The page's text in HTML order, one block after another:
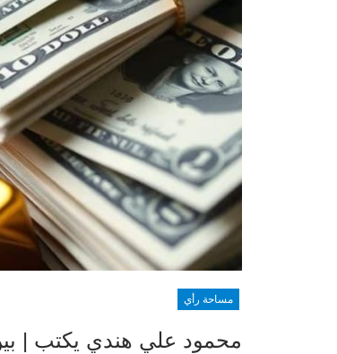
مساحة رأي
محمود علي هندي يكتب |